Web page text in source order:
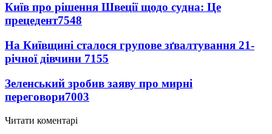
Київ про рішення Швеції щодо судна: Це
прецедент7548
На Київщині сталося групове зґвалтування 21-
річної дівчини 7155
Зеленський зробив заяву про мирні
переговори7003
Читати коментарі